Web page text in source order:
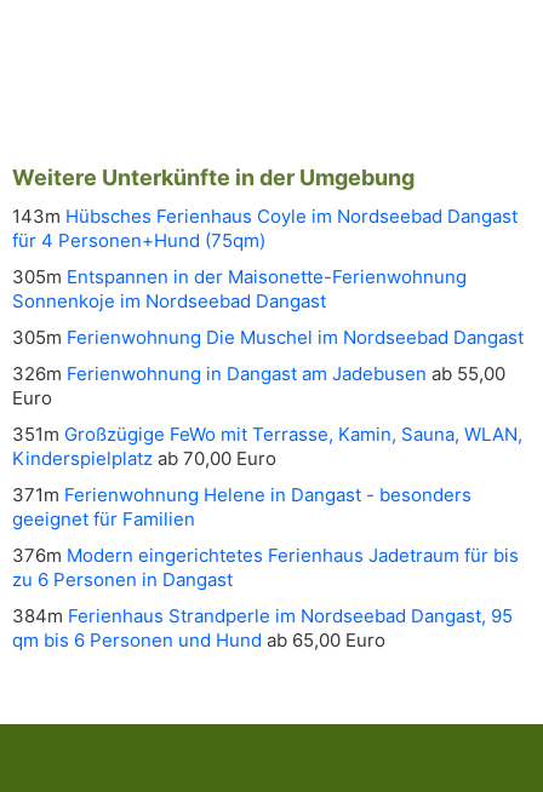
Weitere Unterkünfte in der Umgebung
143m Hübsches Ferienhaus Coyle im Nordseebad Dangast
für 4 Personen+Hund (75qm)
305m Entspannen in der Maisonette-Ferienwohnung
Sonnenkoje im Nordseebad Dangast
305m Ferienwohnung Die Muschel im Nordseebad Dangast
326m Ferienwohnung in Dangast am Jadebusen ab 55,00
Euro
351m Großzügige FeWo mit Terrasse, Kamin, Sauna, WLAN,
Kinderspielplatz ab 70,00 Euro
371m Ferienwohnung Helene in Dangast - besonders
geeignet für Familien
376m Modern eingerichtetes Ferienhaus Jadetraum für bis
zu 6 Personen in Dangast
384m Ferienhaus Strandperle im Nordseebad Dangast, 95
qm bis 6 Personen und Hund ab 65,00 Euro